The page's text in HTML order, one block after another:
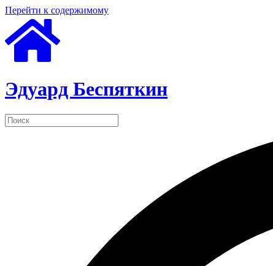
Перейти к содержимому
Эдуард Беспяткин